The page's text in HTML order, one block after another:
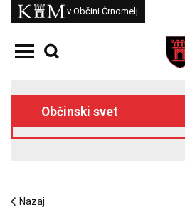
Skoči na vsebino
Kam
v Občini Črnomelj
Odpri meni
Občinski svet
Nazaj